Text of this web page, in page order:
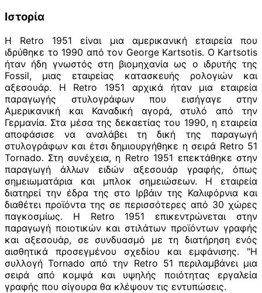
Ιστορία
Η Retro 1951 είναι μια αμερικανική εταιρεία που
ιδρύθηκε το 1990 από τον George Kartsotis. Ο Kartsotis
ήταν ήδη γνωστός στη βιομηχανία ως ο ιδρυτής της
Fossil, μιας εταιρείας κατασκευής ρολογιών και
αξεσουάρ. Η Retro 1951 αρχικά ήταν μια εταιρεία
παραγωγής στυλογράφων που εισήγαγε στην
Αμερικανική και Καναδική αγορά, στυλό από την
Γερμανία. Στα μέσα της δεκαετίας του 1990, η εταιρεία
αποφάσισε να αναλάβει τη δική της παραγωγή
στυλογράφων και έτσι δημιουργήθηκε η σειρά Retro 51
Tornado. Στη συνέχεια, η Retro 1951 επεκτάθηκε στην
παραγωγή άλλων ειδών αξεσουάρ γραφής, όπως
σημειωματάρια και μπλοκ σημειώσεων. Η εταιρεία
διατηρεί την έδρα της στο Ιρβάιν της Καλιφόρνια και
διαθέτει προϊόντα της σε περισσότερες από 30 χώρες
παγκοσμίως. Η Retro 1951 επικεντρώνεται στην
παραγωγή ποιοτικών και στιλάτων προϊόντων γραφής
και αξεσουάρ, σε συνδυασμό με τη διατήρηση ενός
αισθητικά προσεγμένου σχεδίου και εμφάνισης. "Η
συλλογή Tornado από την Retro 51 περιλαμβάνει μια
σειρά από κομψά και υψηλής ποιότητας εργαλεία
γραφής που σίγουρα θα κλέψουν τις εντυπώσεις.